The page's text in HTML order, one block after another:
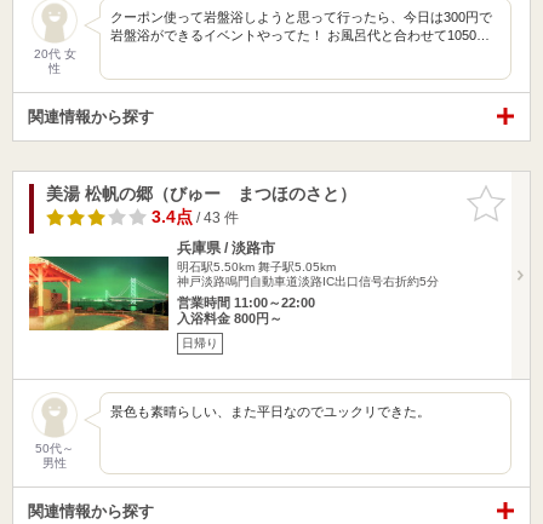
20代 女
性
クーポン使って岩盤浴しようと思って行ったら、今日は300円で
岩盤浴ができるイベントやってた！ お風呂代と合わせて1050…
関連情報から探す
お気に入
りに追加
美湯 松帆の郷（びゅー まつほのさと）
3.4点/ 43 件
兵庫県 / 淡路市
明石駅5.50km 舞子駅5.05km
神戸淡路鳴門自動車道淡路IC出口信号右折約5分
営業時間 11:00～22:00
入浴料金 800円～
日帰り
50代～
男性
景色も素晴らしい、また平日なのでユックリできた。
関連情報から探す